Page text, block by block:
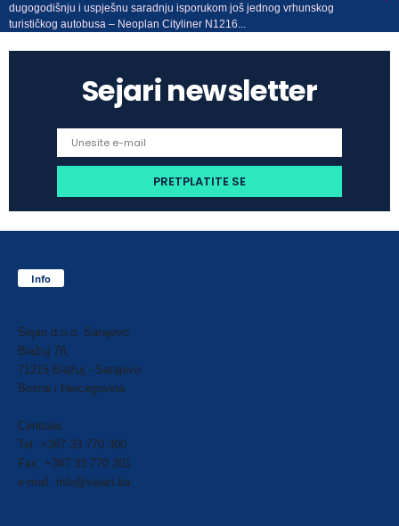
dugogodišnju i uspješnu saradnju isporukom još jednog vrhunskog
turističkog autobusa – Neoplan Cityliner N1216...
Sejari newsletter
Info
Sejari d.o.o. Sarajevo
Blažuj 78,
71215 Blažuj - Sarajevo
Bosna i Hercegovina
Centrala:
Tel: +387 33 770 300
Fax: +387 33 770 301
e-mail: info@sejari.ba